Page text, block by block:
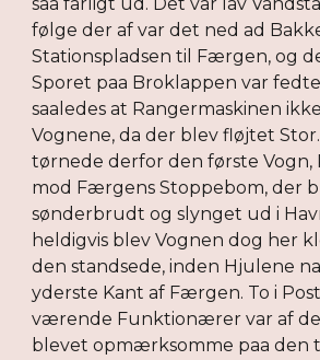
følge der af var det ned ad
Stationspladsen til Færgen, og
Sporet paa Broklappen var
saaledes at Rangermaskinen
Vognene, da der blev fløjtet
tørnede derfor den første Vogn,
mod Færgens Stoppebom, der
sønderbrudt og slynget ud i
heldigvis blev Vognen dog her
den standsede, inden Hjulene
yderste Kant af Færgen. To i
værende Funktionærer var af
blevet opmærksomme paa den